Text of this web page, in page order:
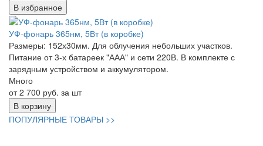
В избранное
УФ-фонарь 365нм, 5Вт (в коробке)
Размеры: 152х30мм. Для облучения небольших участков.
Питание от 3-х батареек "ААА" и сети 220В. В комплекте с
зарядным устройством и аккумулятором.
Много
от 2 700 руб. за шт
В корзину
ПОПУЛЯРНЫЕ ТОВАРЫ >>